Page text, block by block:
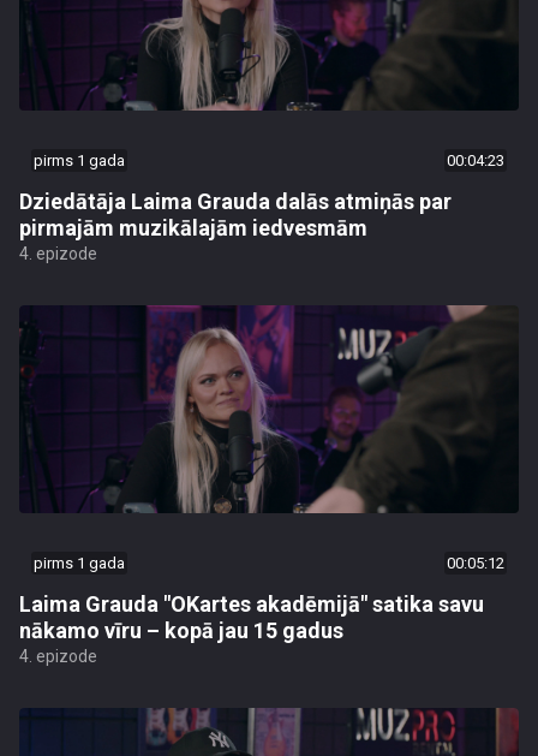
pirms 1 gada 00:04:23
Dziedātāja Laima Grauda dalās atmiņās par
pirmajām muzikālajām iedvesmām
4. epizode
pirms 1 gada 00:05:12
Laima Grauda "OKartes akadēmijā" satika savu
nākamo vīru – kopā jau 15 gadus
4. epizode